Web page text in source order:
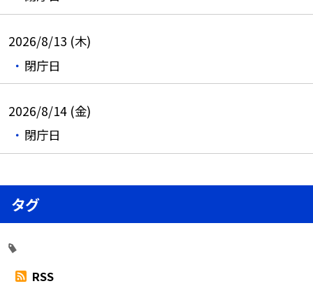
2026/8/13 (木)
閉庁日
2026/8/14 (金)
閉庁日
タグ
RSS